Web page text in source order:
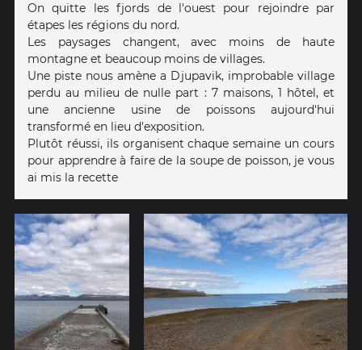
On quitte les fjords de l'ouest pour rejoindre par
étapes les régions du nord.
Les paysages changent, avec moins de haute
montagne et beaucoup moins de villages.
Une piste nous amène a Djupavik, improbable village
perdu au milieu de nulle part : 7 maisons, 1 hôtel, et
une ancienne usine de poissons aujourd'hui
transformé en lieu d'exposition.
Plutôt réussi, ils organisent chaque semaine un cours
pour apprendre à faire de la soupe de poisson, je vous
ai mis la recette